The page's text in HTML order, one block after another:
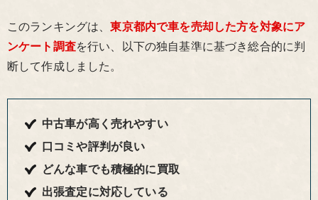
このランキングは、東京都内で車を売却した方を対象にア
ンケート調査を行い、以下の独自基準に基づき総合的に判
断して作成しました。
中古車が高く売れやすい
口コミや評判が良い
どんな車でも積極的に買取
出張査定に対応している